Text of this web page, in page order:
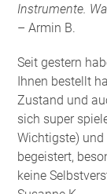
Instrumente.
– Armin B.
Seit gestern
Ihnen bestellt
Zustand und
sich super
Wichtigste)
begeistert,
keine